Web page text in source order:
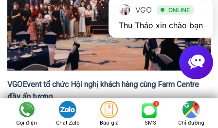
VGOEvent tổ chức Hội nghị khách hàng cùng Farm Centre
đầy ấn tượng
Gọi điện Chat Zalo Báo giá SMS Chỉ đường
VGO ONLINE
Thu Thảo xin chào bạn